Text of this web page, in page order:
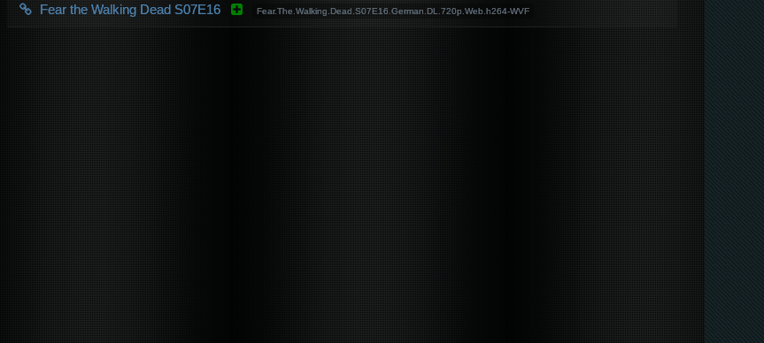
Fear the Walking Dead S07E16 Fear.The.Walking.Dead.S07E16.German.DL.720p.Web.h264-WVF